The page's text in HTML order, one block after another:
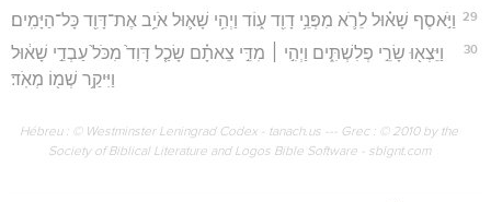
29 וַיֹּ֣אסֶף שָׁא֗וּל לֵרֹ֛א מִפְּנֵ֥י דָוִ֖ד ע֑וֹד וַיְהִ֥י שָׁא֛וּל אֹיֵ֥ב אֶת־דָּוִ֖ד כָּל־הַיָּמִֽים׃
30
וַיֵּצְא֖וּ שָׂרֵ֣י פְלִשְׁתִּ֑ים וַיְהִ֣י ׀ מִדֵּ֣י צֵאתָ֗ם שָׂכַ֤ל דָּוִד֙ מִכֹּל֙ עַבְדֵ֣י שָׁא֔וּל
וַיִּיקַ֥ר שְׁמ֖וֹ מְאֹֽד׃
Hébreu : © Westminster Leningrad Codex - tanach.us --- Grec : © 2010 by the
Society of Biblical Literature and Logos Bible Software - sblgnt.com